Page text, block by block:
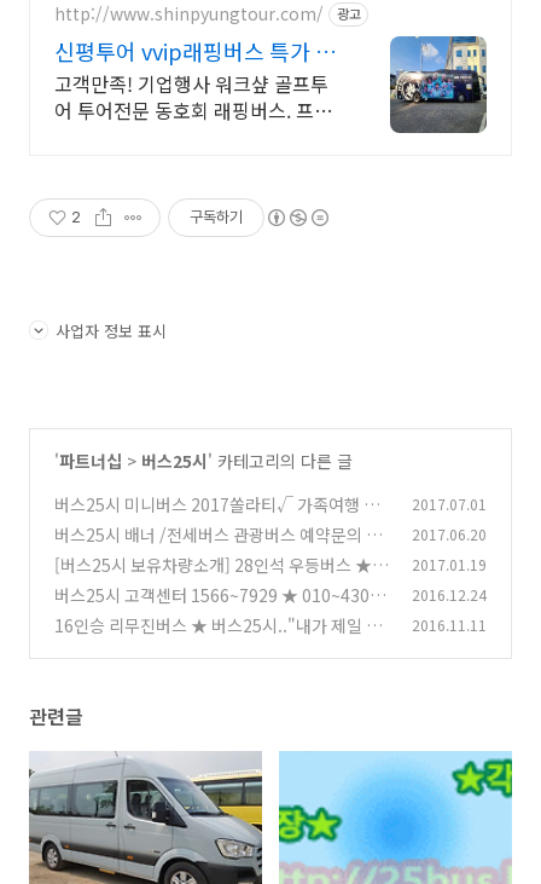
http://www.shinpyungtour.com/ 광고
신평투어 vvip래핑버스 특가 할
인이벤트!
고객만족! 기업행사 워크샾 골프투
어 투어전문 동호회 래핑버스. 프리
2 구독하기
사업자 정보 표시
'파트너십 > 버스25시' 카테고리의 다른 글
버스25시 미니버스 2017쏠라티√ 가족여행 최
적!! 업그레이드 쾌적 관광♬ (0)
2017.07.01
버스25시 배너 /전세버스 관광버스 예약문의 대
표전화 1566-7929 (0)
2017.06.20
[버스25시 보유차량소개] 28인석 우등버스 ★
미니버스우등 소형버스우등 전문 버스25시
(0)
2017.01.19
버스25시 고객센터 1566~7929 ★ 010~4309~
0082 (0)
2016.12.24
16인승 리무진버스 ★ 버스25시.."내가 제일 잘
2016.11.11
관련글